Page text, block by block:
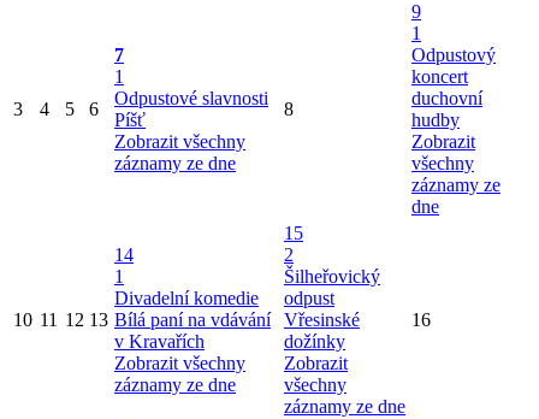
3 4 5 6
7
1
Odpustové slavnosti
Píšť
Zobrazit všechny
záznamy ze dne
8
9
1
Odpustový
koncert
duchovní
hudby
Zobrazit
všechny
záznamy ze
dne
10 11 12 13
14
1
Divadelní komedie
Bílá paní na vdávání
v Kravařích
Zobrazit všechny
záznamy ze dne
15
2
Šilheřovický
odpust
Vřesinské
dožínky
Zobrazit
všechny
záznamy ze dne
16